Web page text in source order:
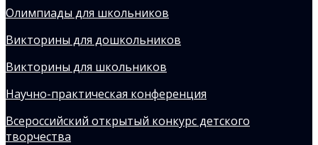
Олимпиады для школьников
Викторины для дошкольников
Викторины для школьников
Научно-практическая конференция
Всероссийский открытый конкурс детского
творчества